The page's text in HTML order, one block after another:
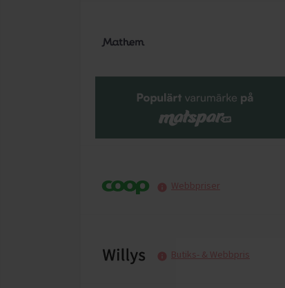
Webbpriser
Butiks- & Webbpris